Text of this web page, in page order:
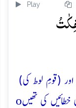
Play
(قومِ لوط کی)
کی تھیںo